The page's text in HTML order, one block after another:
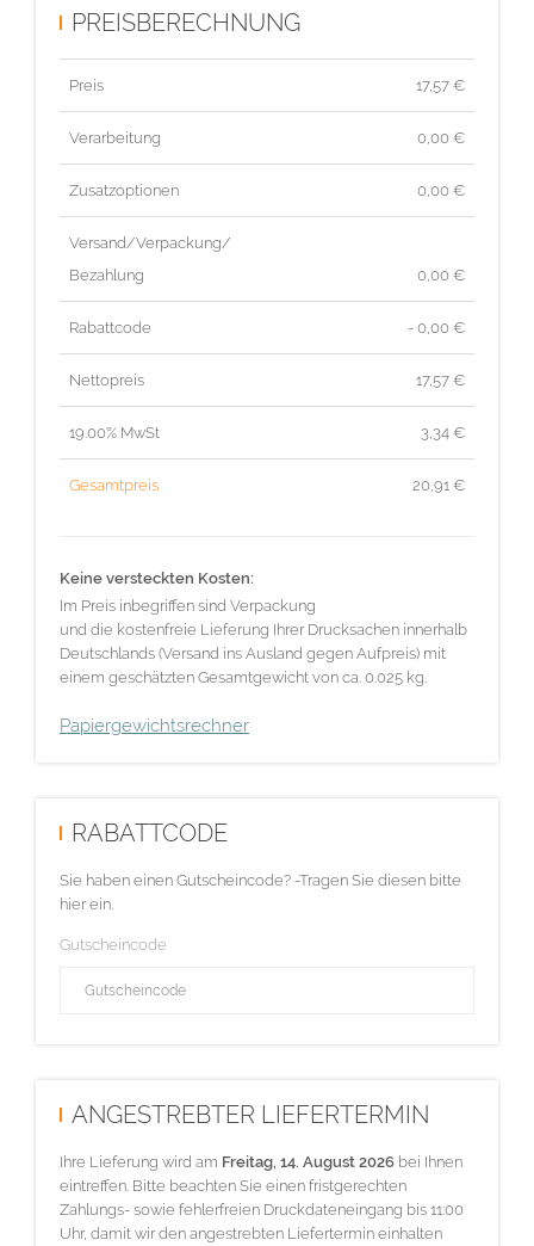
PREISBERECHNUNG
Preis 17,57 €
Verarbeitung 0,00 €
Zusatzoptionen 0,00 €
Versand/Verpackung/
Bezahlung
0,00 €
Rabattcode - 0,00 €
Nettopreis 17,57 €
19.00% MwSt 3,34 €
Gesamtpreis 20,91 €
Keine versteckten Kosten:
Im Preis inbegriffen sind Verpackung
und die kostenfreie Lieferung Ihrer Drucksachen innerhalb
Deutschlands (Versand ins Ausland gegen Aufpreis) mit
einem geschätzten Gesamtgewicht von ca. 0.025 kg.
Papiergewichtsrechner
RABATTCODE
Sie haben einen Gutscheincode? -Tragen Sie diesen bitte
hier ein.
Gutscheincode
ANGESTREBTER LIEFERTERMIN
Ihre Lieferung wird am Freitag, 14. August 2026 bei Ihnen
eintreffen. Bitte beachten Sie einen fristgerechten
Zahlungs- sowie fehlerfreien Druckdateneingang bis 11:00
Uhr, damit wir den angestrebten Liefertermin einhalten